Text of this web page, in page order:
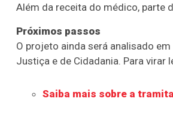
Além da receita do médico, parte
Próximos passos
O projeto ainda será analisado em
Justiça e de Cidadania. Para virar
Saiba mais sobre a